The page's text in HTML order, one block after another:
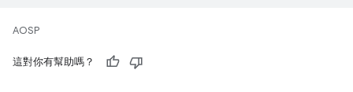
AOSP
這對你有幫助嗎？